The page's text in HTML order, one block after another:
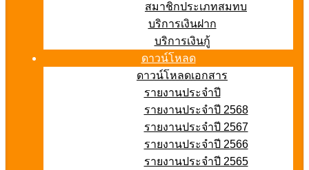
สมาชิกประเภทสมทบ
บริการเงินฝาก
บริการเงินกู้
ดาวน์โหลด
ดาวน์โหลดเอกสาร
รายงานประจำปี
รายงานประจำปี 2568
รายงานประจำปี 2567
รายงานประจำปี 2566
รายงานประจำปี 2565